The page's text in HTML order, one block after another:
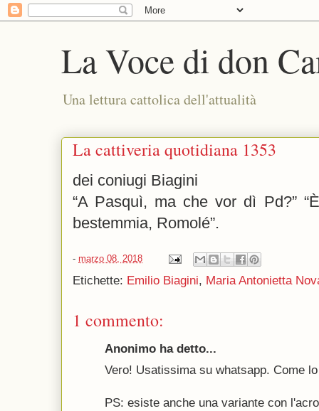
La Voce di don
Una lettura cattolica dell'attualità
La cattiveria quotidiana 1353
dei coniugi Biagini
“A Pasquì, ma che vor dì Pd?”
bestemmia, Romolé”.
- marzo 08, 2018
Etichette: Emilio Biagini, Maria Antonietta
1 commento:
Anonimo ha detto...
Vero! Usatissima su whatsapp. Come
PS: esiste anche una variante con